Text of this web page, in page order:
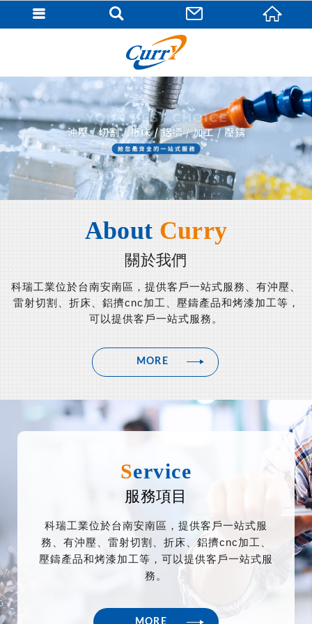
關於我們
科瑞工業位於台南安南區，提供客戶一站式服務、有沖壓、
雷射切割、折床、鋁擠cnc加工、壓鑄產品和烤漆加工等，
可以提供客戶一站式服務。
MORE
服務項目
科瑞工業位於台南安南區，提供客戶一站式服
務、有沖壓、雷射切割、折床、鋁擠cnc加工、
壓鑄產品和烤漆加工等，可以提供客戶一站式服
務。
MORE